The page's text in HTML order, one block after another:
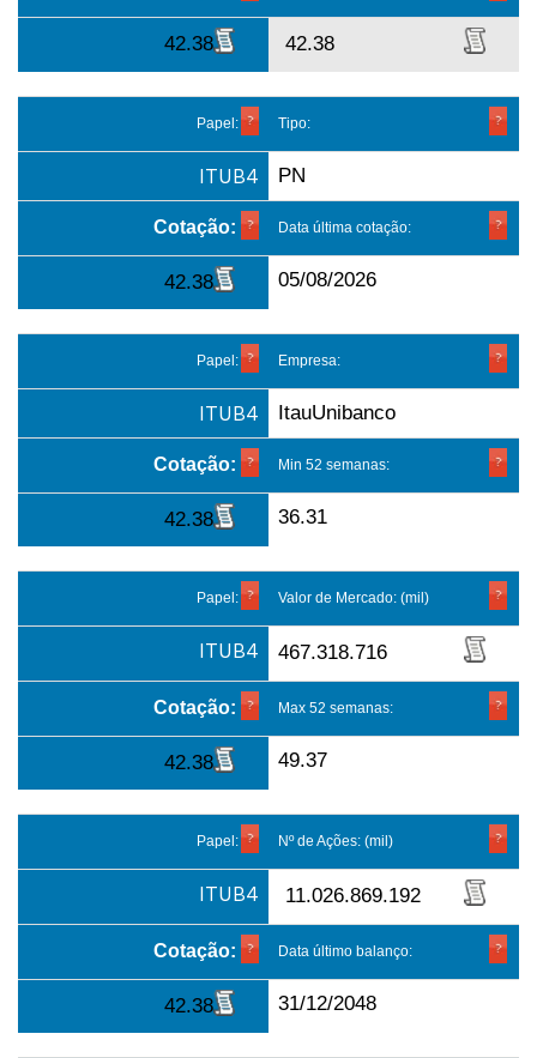
42.38 42.38
Papel: Tipo:
ITUB4 PN
Cotação: Data última cotação:
42.38 05/08/2026
Papel: Empresa:
ITUB4 ItauUnibanco
Cotação: Min 52 semanas:
42.38 36.31
Papel: Valor de Mercado: (mil)
ITUB4 467.318.716
Cotação: Max 52 semanas:
42.38 49.37
Papel: Nº de Ações: (mil)
ITUB4 11.026.869.192
Cotação: Data último balanço:
42.38 31/12/2048